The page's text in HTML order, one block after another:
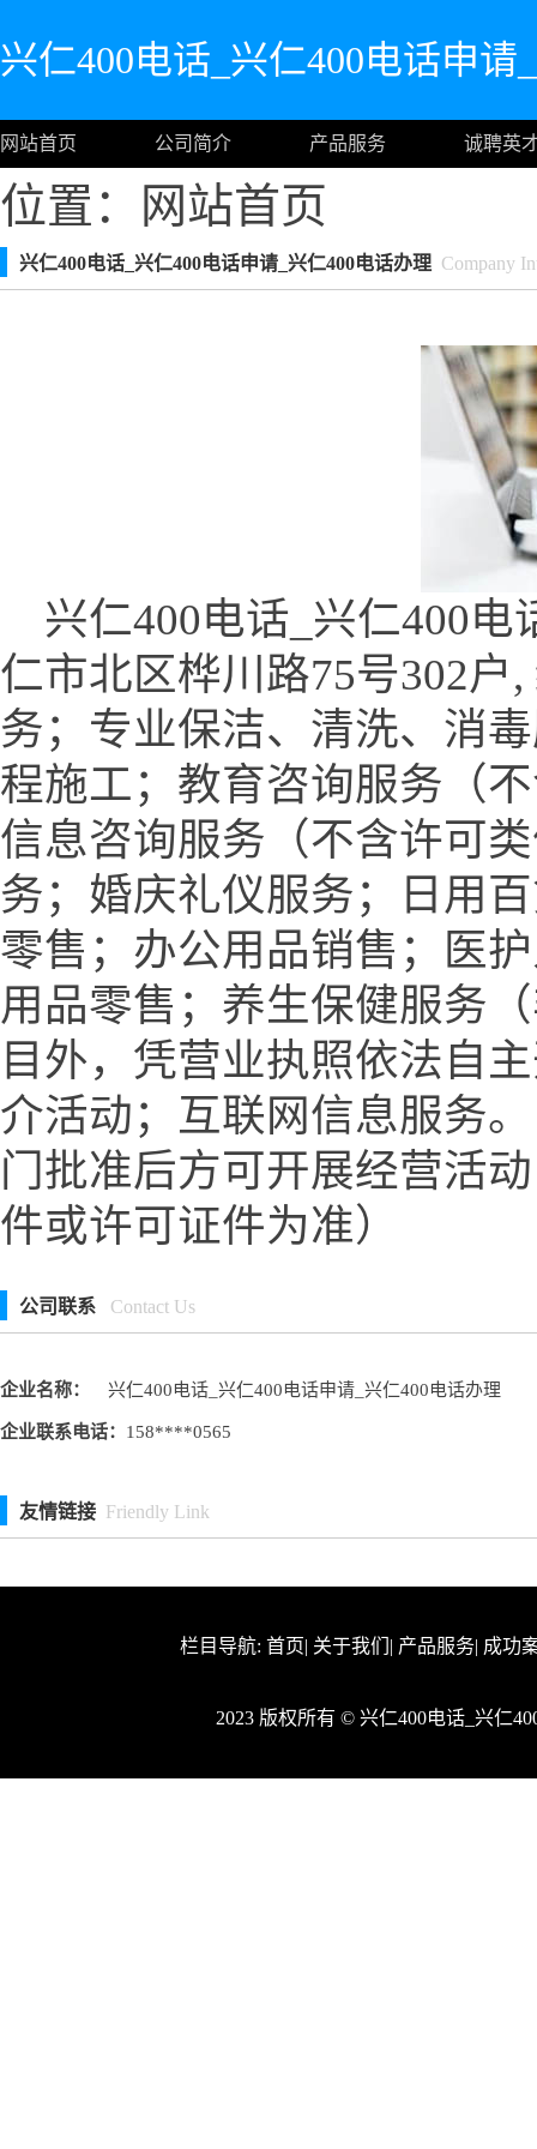
兴仁400电话_兴仁400电话申请
网站首页 公司简介 产品服务 诚聘英
位置： 网站首页
兴仁400电话_兴仁400电话申请_兴仁400电话办理 Company
兴仁400电话_兴仁400电
仁市北区桦川路75号302
务；专业保洁、清洗、消
程施工；教育咨询服务（
信息咨询服务（不含许可
务；婚庆礼仪服务；日用
零售；办公用品销售；医
用品零售；养生保健服务
目外，凭营业执照依法自
介活动；互联网信息服务
门批准后方可开展经营活
件或许可证件为准）
公司联系 Contact Us
企业名称： 兴仁400电话_兴仁400电话申请_兴仁400电话办理
企业联系电话： 158****0565
友情链接 Friendly Link
栏目导航: 首页| 关于我们 | 产品服务| 成功
2023 版权所有 © 兴仁400电话_兴仁